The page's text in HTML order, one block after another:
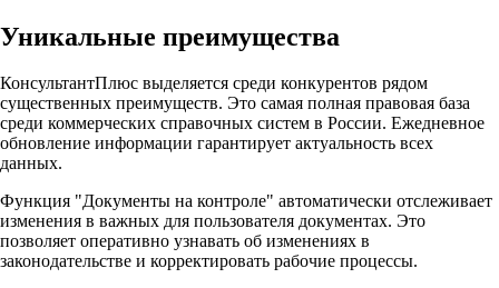
Уникальные преимущества
КонсультантПлюс выделяется среди конкурентов рядом
существенных преимуществ. Это самая полная правовая база
среди коммерческих справочных систем в России. Ежедневное
обновление информации гарантирует актуальность всех
данных.​
Функция "Документы на контроле" автоматически отслеживает
изменения в важных для пользователя документах. Это
позволяет оперативно узнавать об изменениях в
законодательстве и корректировать рабочие процессы.​